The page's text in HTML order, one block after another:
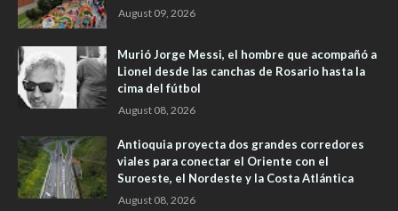
August 09, 2026
Murió Jorge Messi, el hombre que acompañó a
Lionel desde las canchas de Rosario hasta la
cima del fútbol
August 08, 2026
Antioquia proyecta dos grandes corredores
viales para conectar el Oriente con el
Suroeste, el Nordeste y la Costa Atlántica
August 08, 2026